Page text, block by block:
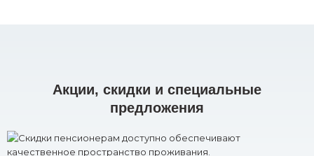
Акции, скидки и специальные
предложения